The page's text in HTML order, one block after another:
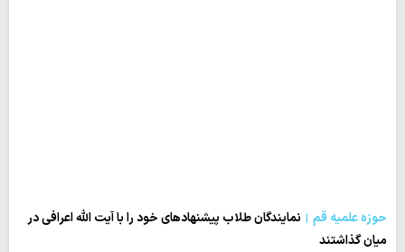
حوزه علمیه قم
نمایندگان طلاب پیشنهادهای خود را با آیت الله اعرافی در
میان گذاشتند